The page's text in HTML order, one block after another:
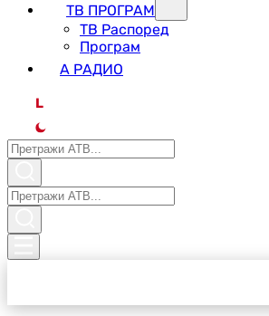
ТВ ПРОГРАМ
ТВ Распоред
Програм
А РАДИО
L